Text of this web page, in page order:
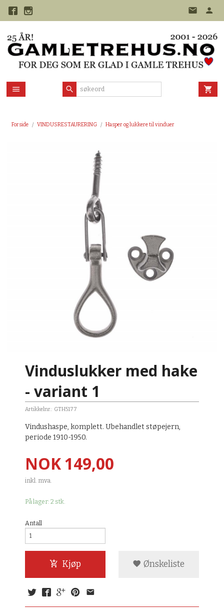
Forside VINDUSRESTAURERING Hasper og lukkere til vinduer
Vinduslukker med hake
- variant 1
Artikkelnr.: GTH5177
Vindushaspe, komplett. Ubehandlet støpejern,
periode 1910-1950.
Pris
NOK149,00
inkl. mva.
På lager: 2 stk.
Antall
Kjøp Ønskeliste